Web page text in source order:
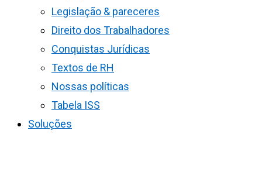
Legislação & pareceres
Direito dos Trabalhadores
Conquistas Jurídicas
Textos de RH
Nossas políticas
Tabela ISS
Soluções